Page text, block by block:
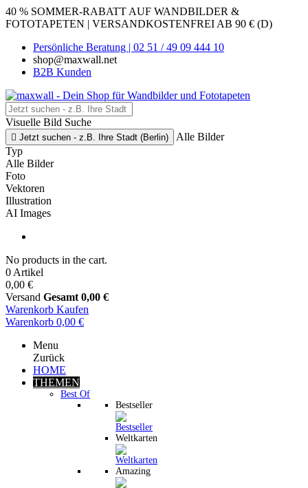
40 % SOMMER-RABATT AUF WANDBILDER &
FOTOTAPETEN | VERSANDKOSTENFREI AB 90 € (D)
Persönliche Beratung | 02 51 / 49 09 444 10
shop@maxwall.net
B2B Kunden
Visuelle Bild Suche
 Jetzt suchen - z.B. Ihre Stadt (Berlin)
Alle Bilder
Typ
Alle Bilder
Foto
Vektoren
Illustration
AI Images
No products in the cart.
0 Artikel
0,00 €
Versand Gesamt 0,00 €
Warenkorb Kaufen
Warenkorb 0,00 €
Menu
Zurück
HOME
THEMEN
Best Of
Bestseller
Weltkarten
Amazing